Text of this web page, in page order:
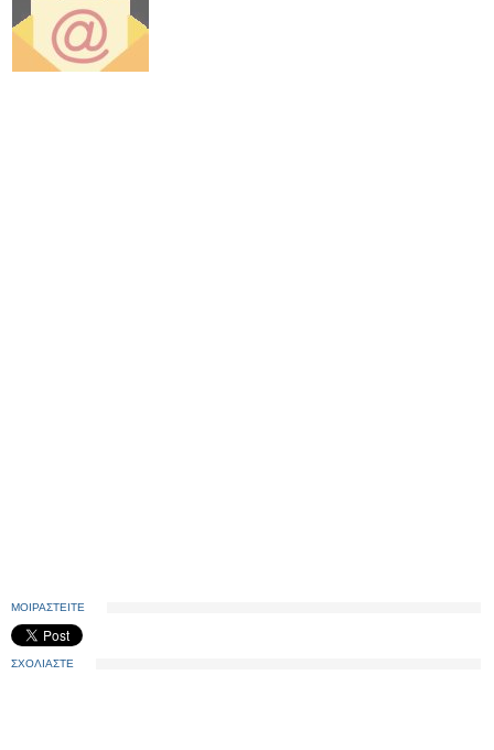
ΜΟΙΡΑΣΤΕΙΤΕ
ΣΧΟΛΙΑΣΤΕ